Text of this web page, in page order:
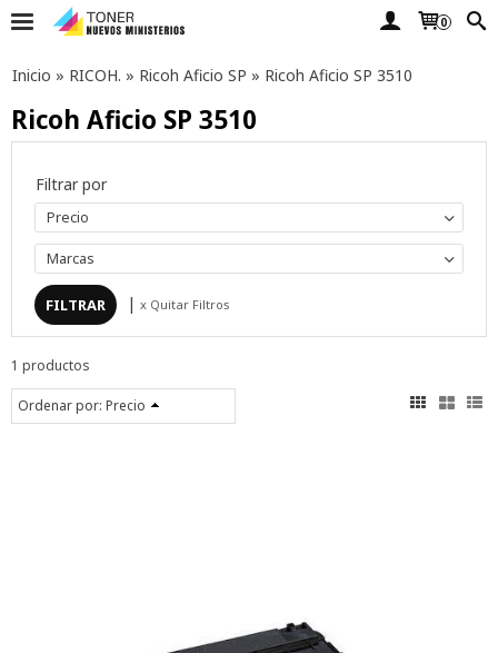
0
Inicio » RICOH. » Ricoh Aficio SP » Ricoh Aficio SP 3510
Ricoh Aficio SP 3510
Filtrar por
Precio
Marcas
| x Quitar Filtros
1 productos
Ordenar por: Precio